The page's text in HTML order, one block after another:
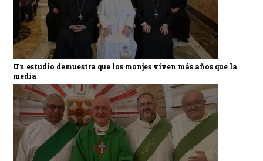
Un estudio demuestra que los monjes viven más años que la
media